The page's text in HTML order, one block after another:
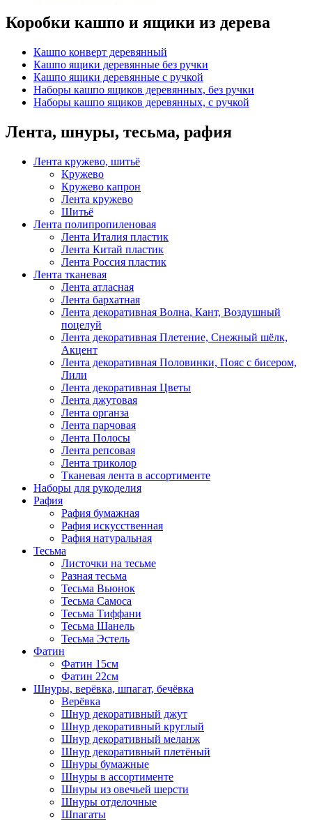
Коробки кашпо и ящики из дерева
Кашпо конверт деревянный
Кашпо ящики деревянные без ручки
Кашпо ящики деревянные с ручкой
Наборы кашпо ящиков деревянных, без ручки
Наборы кашпо ящиков деревянных, с ручкой
Лента, шнуры, тесьма, рафия
Лента кружево, шитьё
Кружево
Кружево капрон
Лента кружево
Шитьё
Лента полипропиленовая
Лента Италия пластик
Лента Китай пластик
Лента Россия пластик
Лента тканевая
Лента атласная
Лента бархатная
Лента декоративная Волна, Кант, Воздушный
поцелуй
Лента декоративная Плетение, Снежный шёлк,
Акцент
Лента декоративная Половинки, Пояс с бисером,
Лили
Лента декоративная Цветы
Лента джутовая
Лента органза
Лента парчовая
Лента Полосы
Лента репсовая
Лента триколор
Тканевая лента в ассортименте
Наборы для рукоделия
Рафия
Рафия бумажная
Рафия искусственная
Рафия натуральная
Тесьма
Листочки на тесьме
Разная тесьма
Тесьма Вьюнок
Тесьма Самоса
Тесьма Тиффани
Тесьма Шанель
Тесьма Эстель
Фатин
Фатин 15см
Фатин 22см
Шнуры, верёвка, шпагат, бечёвка
Верёвка
Шнур декоративный джут
Шнур декоративный круглый
Шнур декоративный меланж
Шнур декоративный плетёный
Шнуры бумажные
Шнуры в ассортименте
Шнуры из овечьей шерсти
Шнуры отделочные
Шпагаты